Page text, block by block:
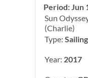
Period: Jun
Sun
(Charlie)
Type:
Year: 2017